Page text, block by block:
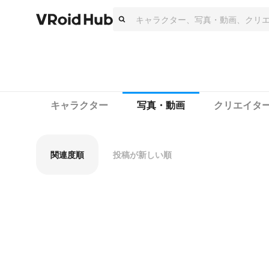
キャラクター 写真・動画 クリエイタ
関連度順 投稿が新しい順